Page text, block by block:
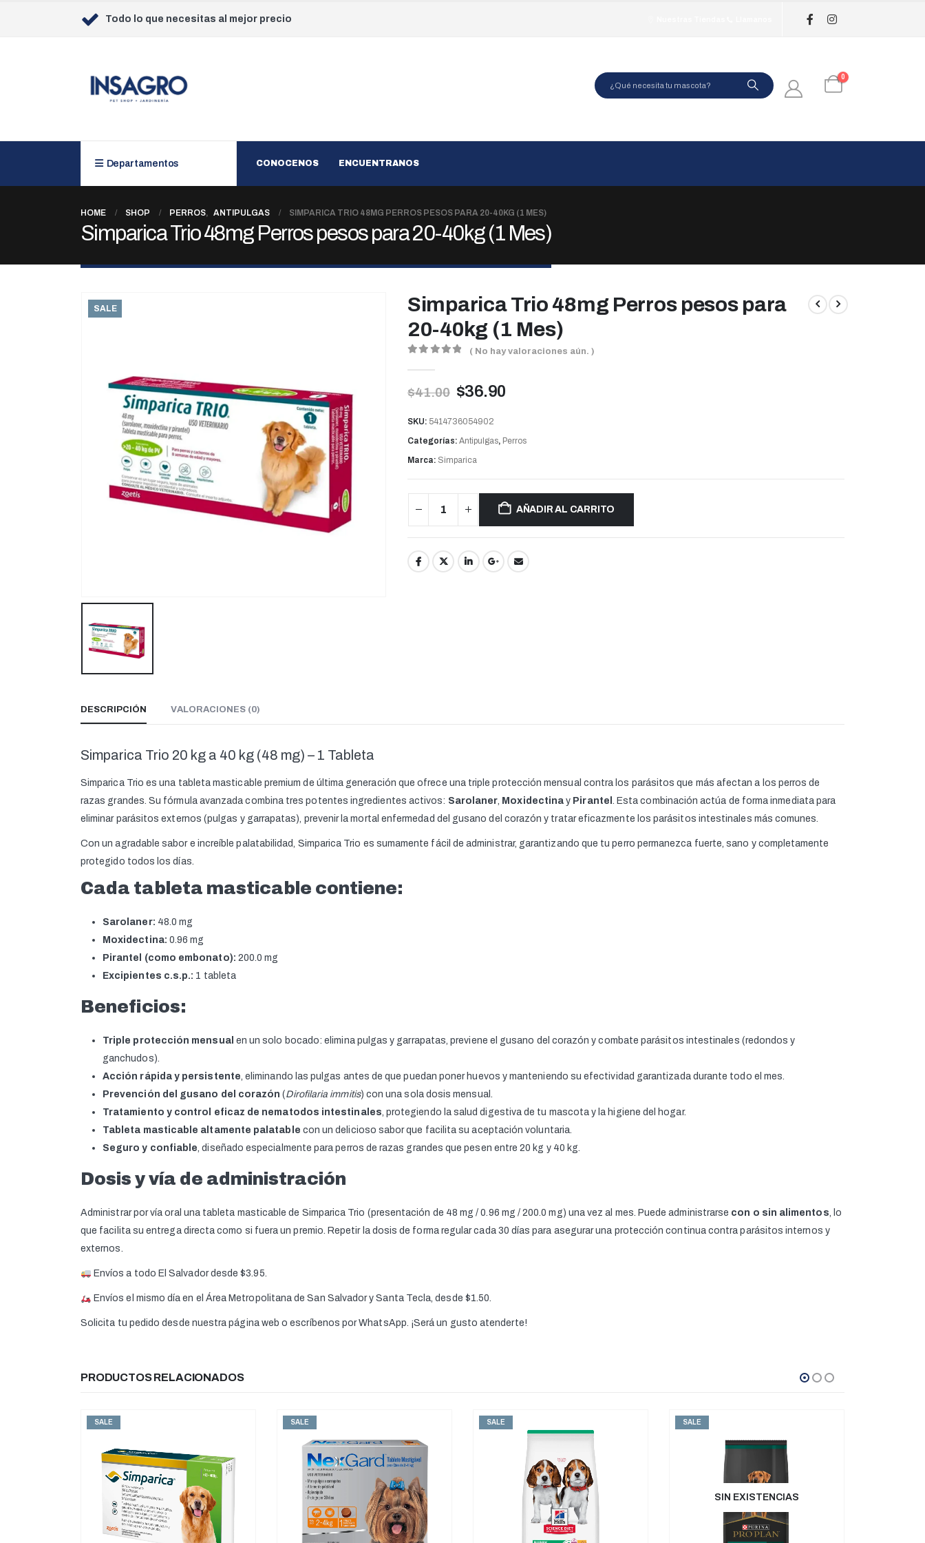
Todo lo que necesitas al mejor precio
0
Departamentos CONOCENOS ENCUENTRANOS
HOME SHOP PERROS, ANTIPULGAS SIMPARICA TRIO 48MG PERROS PESOS PARA 20-40KG (1 MES)
Simparica Trio 48mg Perros pesos para 20-40kg (1 Mes)
SALE
Simparica Trio 48mg Perros pesos para
20-40kg (1 Mes)
( No hay valoraciones aún. )
$41.00 $36.90
SKU: 5414736054902
Categorías: Antipulgas, Perros
Marca: Simparica
AÑADIR AL CARRITO
DESCRIPCIÓN VALORACIONES (0)
Simparica Trio 20 kg a 40 kg (48 mg) – 1 Tableta
Simparica Trio es una tableta masticable premium de última generación que ofrece una triple protección mensual contra los parásitos que más afectan a los perros de
razas grandes. Su fórmula avanzada combina tres potentes ingredientes activos: Sarolaner, Moxidectina y Pirantel . Esta combinación actúa de forma inmediata para
eliminar parásitos externos (pulgas y garrapatas), prevenir la mortal enfermedad del gusano del corazón y tratar eficazmente los parásitos intestinales más comunes.
Con un agradable sabor e increíble palatabilidad, Simparica Trio es sumamente fácil de administrar, garantizando que tu perro permanezca fuerte, sano y completamente
protegido todos los días.
Cada tableta masticable contiene:
Sarolaner: 48.0 mg
Moxidectina: 0.96 mg
Pirantel (como embonato): 200.0 mg
Excipientes c.s.p.: 1 tableta
Beneficios:
Triple protección mensual en un solo bocado: elimina pulgas y garrapatas, previene el gusano del corazón y combate parásitos intestinales (redondos y
ganchudos).
Acción rápida y persistente, eliminando las pulgas antes de que puedan poner huevos y manteniendo su efectividad garantizada durante todo el mes.
Prevención del gusano del corazón (Dirofilaria immitis) con una sola dosis mensual.
Tratamiento y control eficaz de nematodos intestinales, protegiendo la salud digestiva de tu mascota y la higiene del hogar.
Tableta masticable altamente palatable con un delicioso sabor que facilita su aceptación voluntaria.
Seguro y confiable, diseñado especialmente para perros de razas grandes que pesen entre 20 kg y 40 kg.
Dosis y vía de administración
Administrar por vía oral una tableta masticable de Simparica Trio (presentación de 48 mg / 0.96 mg / 200.0 mg) una vez al mes. Puede administrarse con o sin alimentos, lo
que facilita su entrega directa como si fuera un premio. Repetir la dosis de forma regular cada 30 días para asegurar una protección continua contra parásitos internos y
externos.
Envíos a todo El Salvador desde $3.95.
Envíos el mismo día en el Área Metropolitana de San Salvador y Santa Tecla, desde $1.50.
Solicita tu pedido desde nuestra página web o escríbenos por WhatsApp. ¡Será un gusto atenderte!
PRODUCTOS RELACIONADOS
SALE SALE SALE
SIN EXISTENCIAS
SALE